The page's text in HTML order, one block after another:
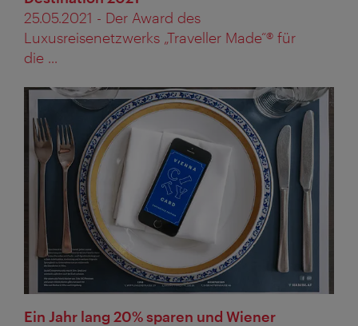
25.05.2021 - Der Award des
Luxusreisenetzwerks „Traveller Made“® für
die ...
Ein Jahr lang 20% sparen und Wiener